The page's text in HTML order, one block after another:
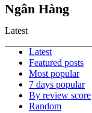
Ngân Hàng
Latest
Latest
Featured posts
Most popular
7 days popular
By review score
Random